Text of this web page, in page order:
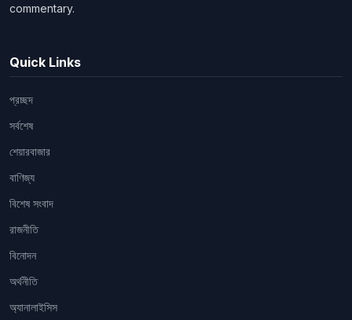
commentary.
Quick Links
প্রচ্ছদ
সর্বশেষ
শেয়ারবাজার
বাণিজ্য
বিশেষ সংবাদ
রাজনীতি
বিনোদন
অর্থনীতি
অ্যানালাইসিস